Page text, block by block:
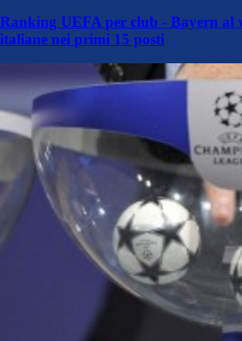
Ranking UEFA per club - Bayern al
italiane nei primi 15 posti